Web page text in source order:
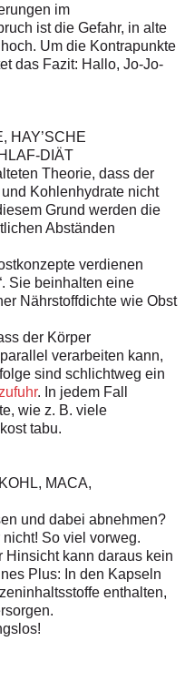
im
ist die Gefahr, in alte
Um die Kontrapunkte
das Fazit: Hallo, Jo-Jo-
HAY’SCHE
DIÄT
Theorie, dass der
Kohlenhydrate nicht
Grund werden die
Abständen
verdienen
Sie beinhalten eine
Nährstoffdichte wie Obst
der Körper
verarbeiten kann,
sind schlichtweg ein
. In jedem Fall
wie z. B. viele
tabu.
MACA,
und dabei abnehmen?
So viel vorweg.
Hinsicht kann daraus kein
Plus: In den Kapseln
enthalten,